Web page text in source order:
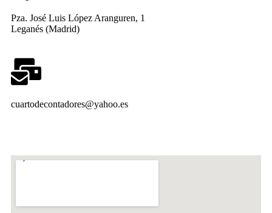
Pza. José Luis López Aranguren, 1
Leganés (Madrid)
cuartodecontadores@yahoo.es